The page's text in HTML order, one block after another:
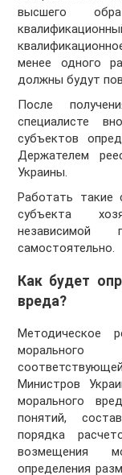
высшего
менее одного
должны будут
После
специалисте
субъектов
Держателем
Украины.
Работать такие
субъекта
независимой
самостоятельно.
Как будет
вреда?
Методическое
морального
Министров
морального
понятий,
порядка
возмещения
определения